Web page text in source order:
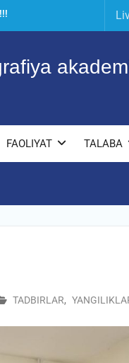
FAOLIYAT TALABA
TADBIRLAR,